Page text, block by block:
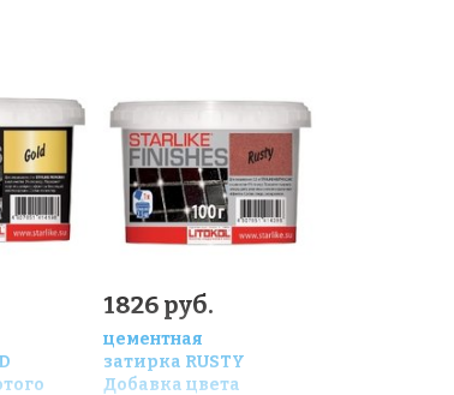
1826 руб.
цементная
затирка RUSTY
Добавка цвета